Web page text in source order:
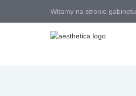
Witamy na stronie gabinetu